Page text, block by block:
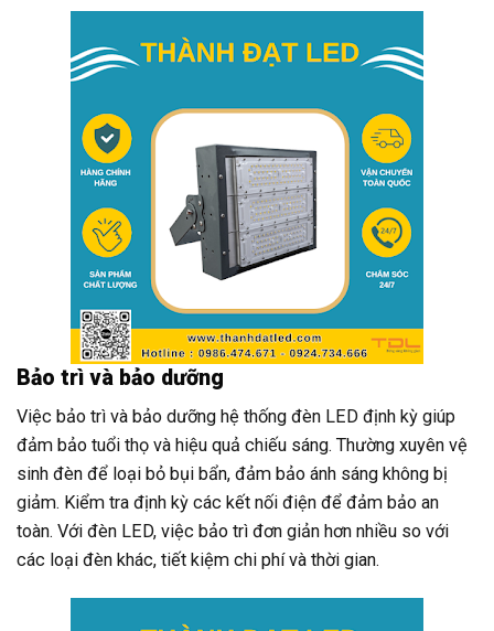
Bảo trì và bảo dưỡng
Việc bảo trì và bảo dưỡng hệ thống đèn LED định kỳ giúp
đảm bảo tuổi thọ và hiệu quả chiếu sáng. Thường xuyên vệ
sinh đèn để loại bỏ bụi bẩn, đảm bảo ánh sáng không bị
giảm. Kiểm tra định kỳ các kết nối điện để đảm bảo an
toàn. Với đèn LED, việc bảo trì đơn giản hơn nhiều so với
các loại đèn khác, tiết kiệm chi phí và thời gian.